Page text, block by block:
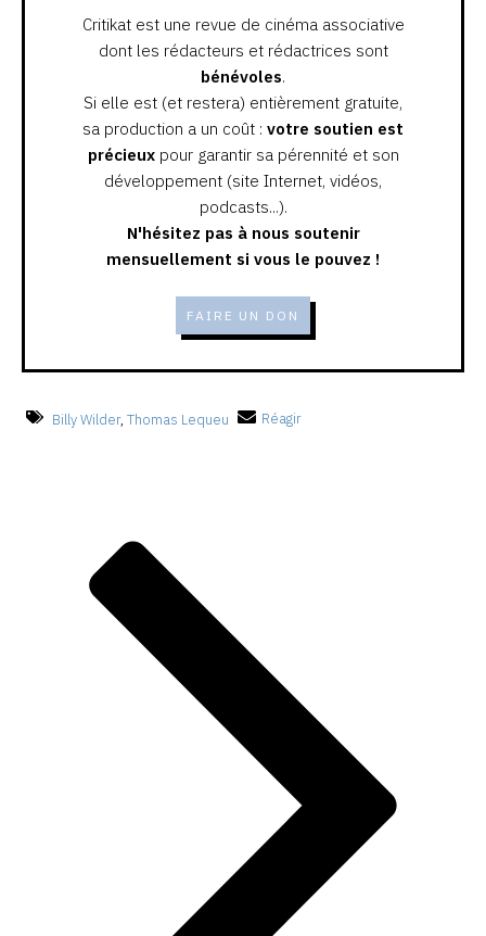
Critikat est une revue de cinéma associative
dont les rédacteurs et rédactrices sont
bénévoles.
Si elle est (et restera) entièrement gratuite,
sa production a un coût : votre soutien est
précieuxpour garantir sa pérennité et son
développement (site Internet, vidéos,
podcasts...).
N'hésitez pas à nous soutenir
mensuellement si vous le pouvez !
FAIRE UN DON
Billy Wilder, Thomas Lequeu Réagir